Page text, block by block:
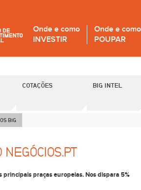
Onde e como
INVESTIR
Onde e como
POUPAR
COTAÇÕES BIG INTEL
BiG
principais praças europeias. Nos dispara 5%